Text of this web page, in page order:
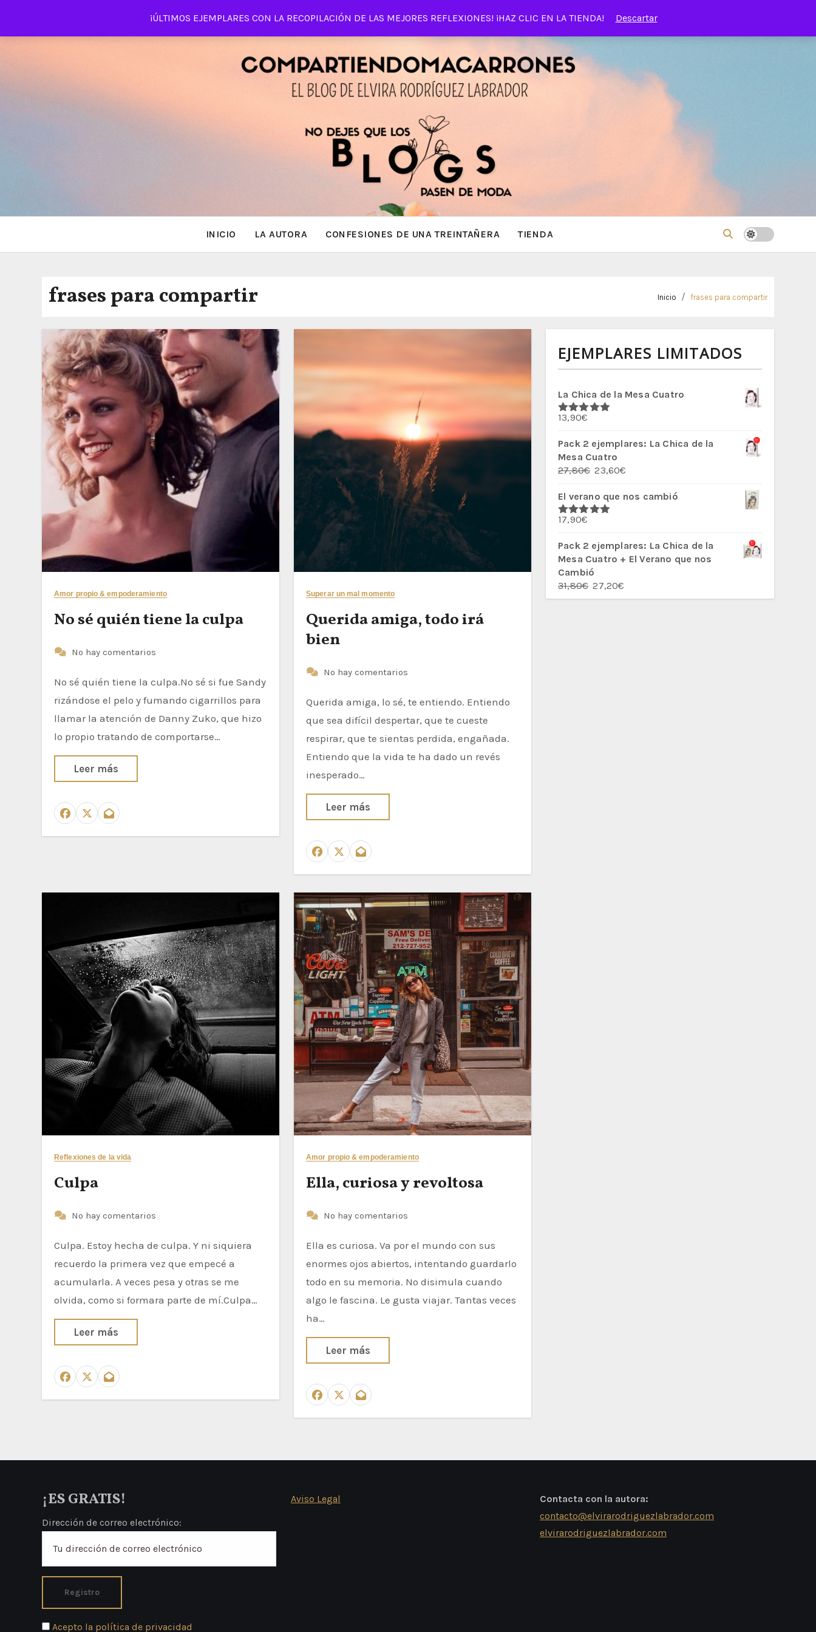
¡ÚLTIMOS EJEMPLARES CON LA RECOPILACIÓN DE LAS MEJORES REFLEXIONES! ¡HAZ CLIC EN LA TIENDA! Descartar
INICIO LA AUTORA CONFESIONES DE UNA TREINTAÑERA TIENDA
frases para compartir Inicio frases para compartir
Amor propio & empoderamiento
No sé quién tiene la culpa
No hay comentarios
No sé quién tiene la culpa.No sé si fue Sandy
rizándose el pelo y fumando cigarrillos para
llamar la atención de Danny Zuko, que hizo
lo propio tratando de comportarse…
Leer más
Superar un mal momento
Querida amiga, todo irá
bien
No hay comentarios
Querida amiga, lo sé, te entiendo. Entiendo
que sea difícil despertar, que te cueste
respirar, que te sientas perdida, engañada.
Entiendo que la vida te ha dado un revés
inesperado…
Leer más
Reflexiones de la vida
Culpa
No hay comentarios
Culpa. Estoy hecha de culpa. Y ni siquiera
recuerdo la primera vez que empecé a
acumularla. A veces pesa y otras se me
olvida, como si formara parte de mí.Culpa…
Leer más
Amor propio & empoderamiento
Ella, curiosa y revoltosa
No hay comentarios
Ella es curiosa. Va por el mundo con sus
enormes ojos abiertos, intentando guardarlo
todo en su memoria. No disimula cuando
algo le fascina. Le gusta viajar. Tantas veces
ha…
Leer más
EJEMPLARES LIMITADOS
La Chica de la Mesa Cuatro
Valorado
5
13,90€
Pack 2 ejemplares: La Chica de la
Mesa Cuatro
27,80€ El
original
era:
23,60€
actual
El verano que nos cambió
Valorado
5
17,90€
Pack 2 ejemplares: La Chica de la
Mesa Cuatro + El Verano que nos
Cambió
31,80€ El
precio
27,20€
precio
¡ES GRATIS!
Dirección de correo electrónico:
Acepto la política de privacidad
Aviso Legal
Contacta con la autora:
contacto@elvirarodriguezlabrador.com
elvirarodriguezlabrador.com